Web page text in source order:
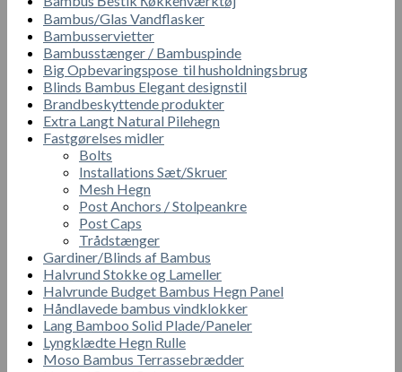
Bambus/Glas Vandflasker
Bambusservietter
Bambusstænger / Bambuspinde
Big Opbevaringspose til husholdningsbrug
Blinds Bambus Elegant designstil
Brandbeskyttende produkter
Extra Langt Natural Pilehegn
Fastgørelses midler
Bolts
Installations Sæt/Skruer
Mesh Hegn
Post Anchors / Stolpeankre
Post Caps
Trådstænger
Gardiner/Blinds af Bambus
Halvrund Stokke og Lameller
Halvrunde Budget Bambus Hegn Panel
Håndlavede bambus vindklokker
Lang Bamboo Solid Plade/Paneler
Lyngklædte Hegn Rulle
Moso Bambus Terrassebrædder